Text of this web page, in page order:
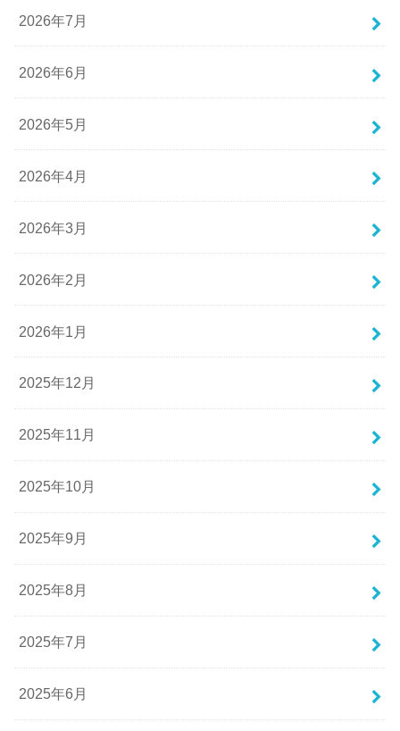
2026年7月
2026年6月
2026年5月
2026年4月
2026年3月
2026年2月
2026年1月
2025年12月
2025年11月
2025年10月
2025年9月
2025年8月
2025年7月
2025年6月